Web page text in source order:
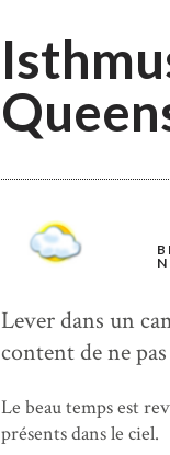
Lever dans un
content de ne
Le beau temps est
présents dans le ciel.